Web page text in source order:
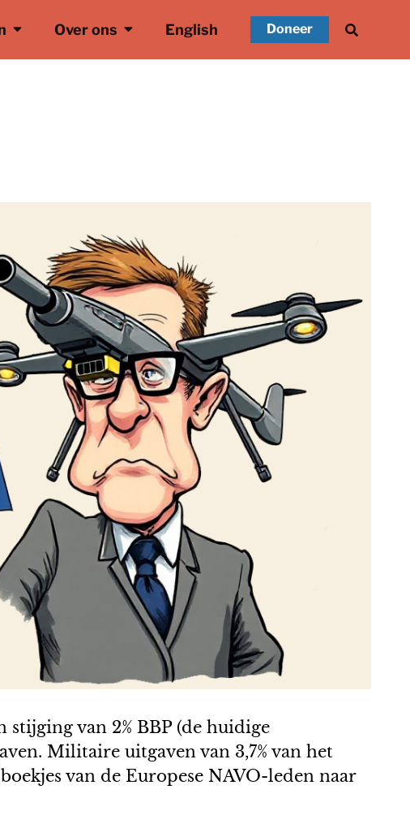
Over ons English Doneer
stijging van 2% BBP (de huidige
Militaire uitgaven van 3,7% van het
van de Europese NAVO-leden naar